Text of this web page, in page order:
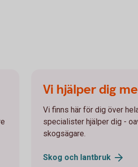
Vi hjälper dig
Vi finns här för dig över
specialister hjälper dig -
skogsägare.
Skog och lantbruk